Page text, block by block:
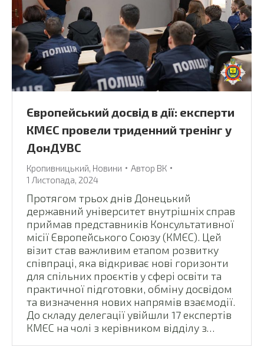
Європейський досвід в дії: експерти
КМЄС провели триденний тренінг у
ДонДУВС
Кропивницький, Новини Автор ВК
1 Листопада, 2024
Протягом трьох днів Донецький
державний університет внутрішніх справ
приймав представників Консультативної
місії Європейського Союзу (КМЄС). Цей
візит став важливим етапом розвитку
співпраці, яка відкриває нові горизонти
для спільних проєктів у сфері освіти та
практичної підготовки, обміну досвідом
та визначення нових напрямів взаємодії.
До складу делегації увійшли 17 експертів
КМЄС на чолі з керівником відділу з…